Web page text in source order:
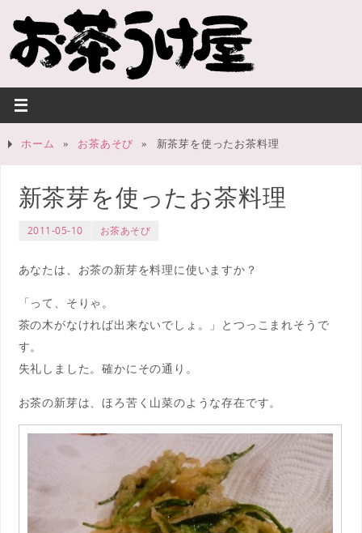
ホーム » お茶あそび » 新茶芽を使ったお茶料理
新茶芽を使ったお茶料理
2011-05-10 お茶あそび
あなたは、お茶の新芽を料理に使いますか？
「って、そりゃ。
茶の木がなければ出来ないでしょ。」とつっこまれそうで
す。
失礼しました。確かにその通り。
お茶の新芽は、ほろ苦く山菜のような存在です。